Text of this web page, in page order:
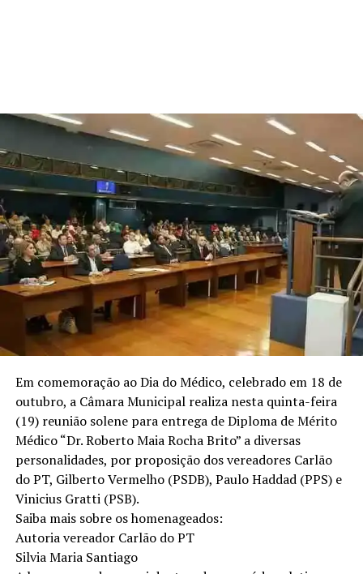
Em comemoração ao Dia do Médico, celebrado em 18 de
outubro, a Câmara Municipal realiza nesta quinta-feira
(19) reunião solene para entrega de Diploma de Mérito
Médico “Dr. Roberto Maia Rocha Brito” a diversas
personalidades, por proposição dos vereadores Carlão
do PT, Gilberto Vermelho (PSDB), Paulo Haddad (PPS) e
Vinicius Gratti (PSB).
Saiba mais sobre os homenageados:
Autoria vereador Carlão do PT
Silvia Maria Santiago